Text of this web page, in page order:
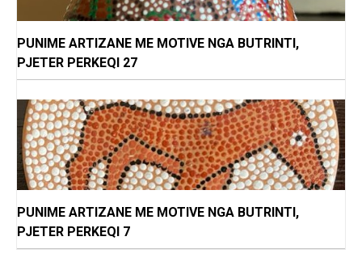
PUNIME ARTIZANE ME MOTIVE NGA BUTRINTI,
PJETER PERKEQI 27
PUNIME ARTIZANE ME MOTIVE NGA BUTRINTI,
PJETER PERKEQI 7